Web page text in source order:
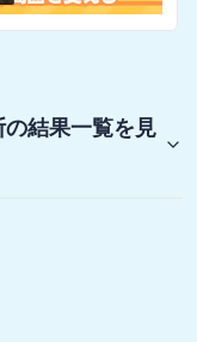
の結果一覧を見